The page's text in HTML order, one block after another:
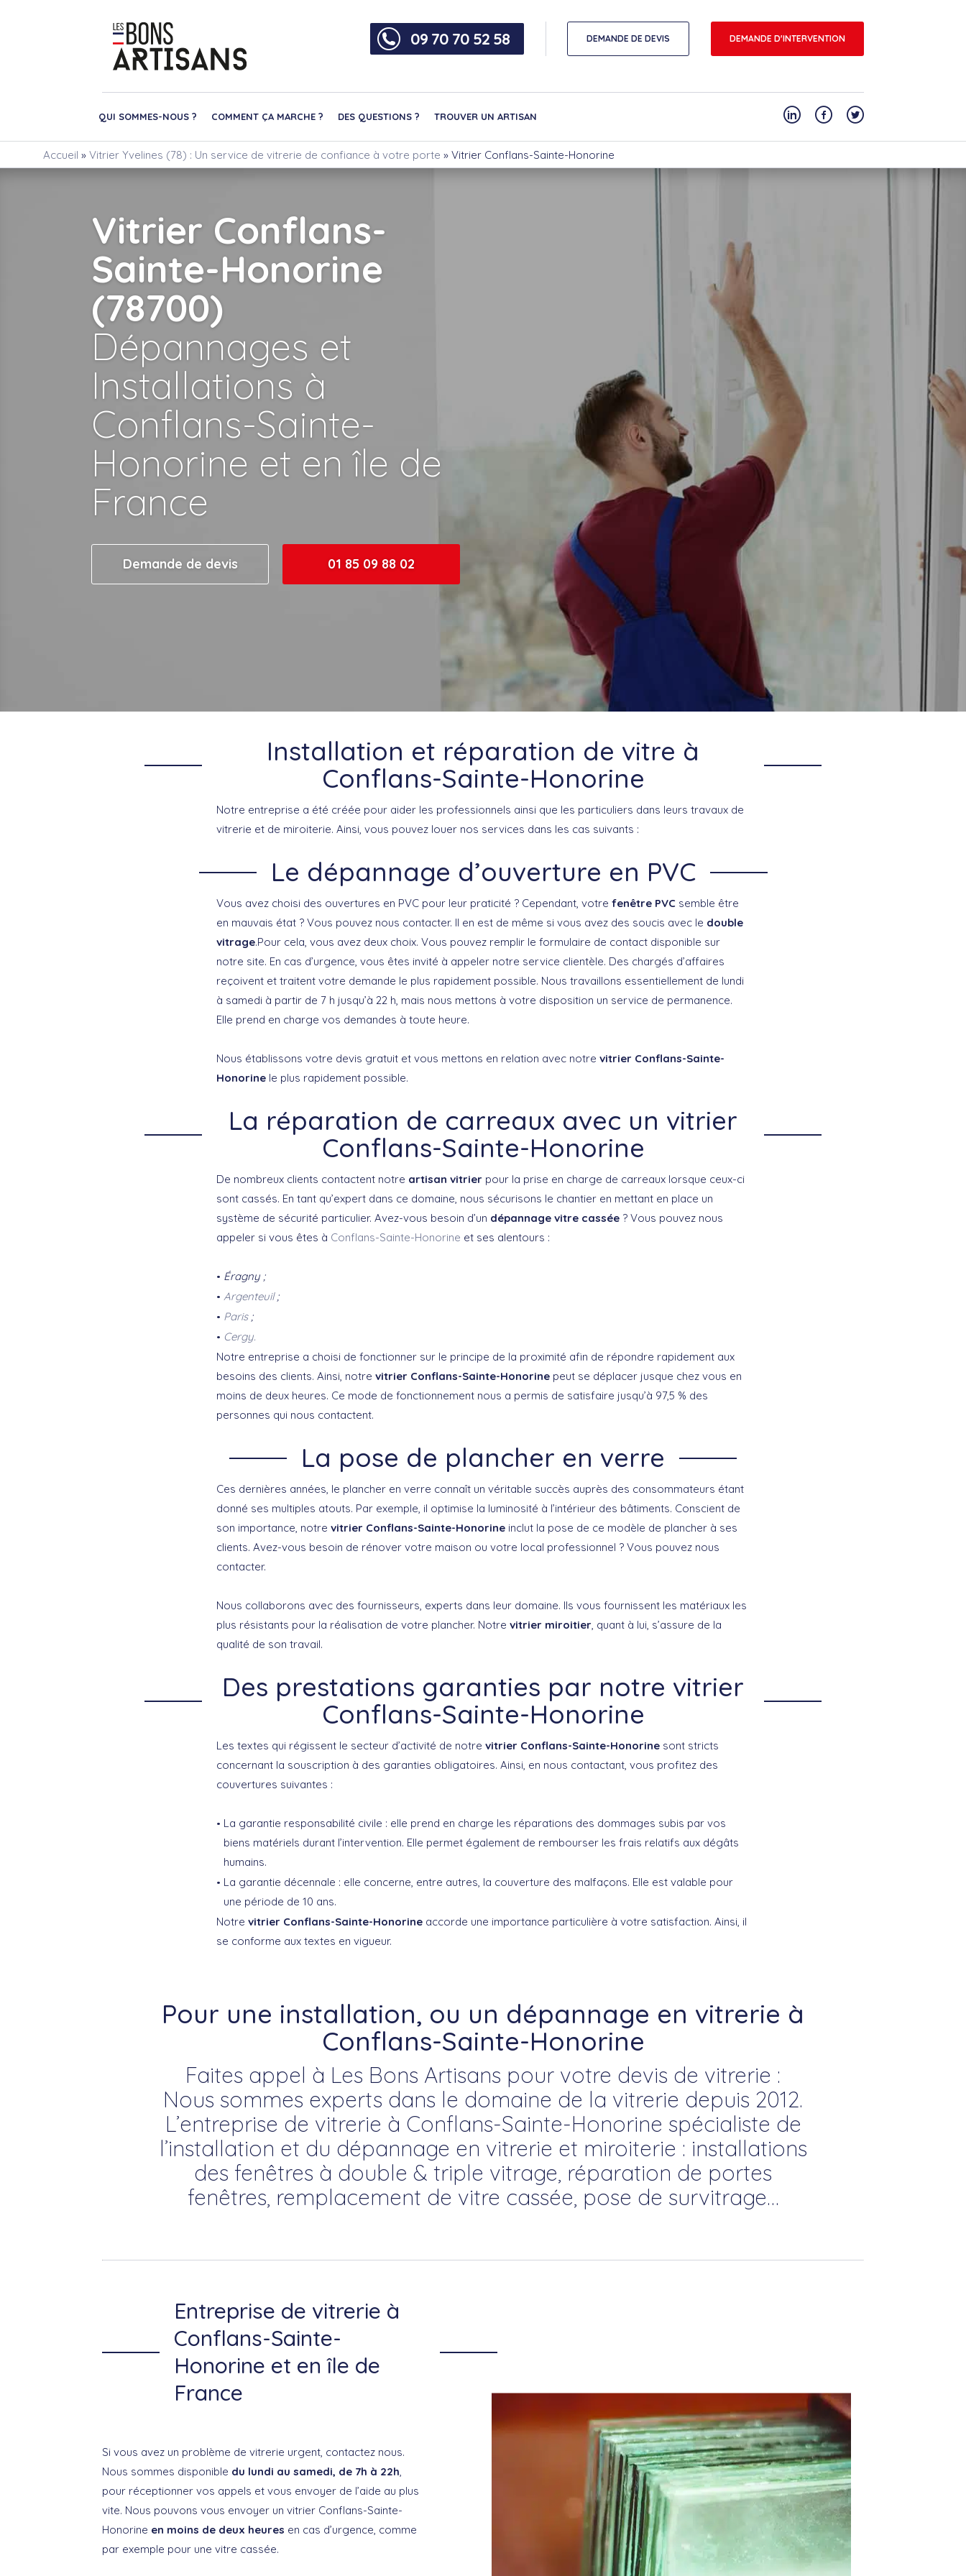
09 70 70 52 58 DEMANDE DE DEVIS DEMANDE D'INTERVENTION
QUI SOMMES-NOUS ? COMMENT ÇA MARCHE ? DES QUESTIONS ? TROUVER UN ARTISAN
Accueil » Vitrier Yvelines (78) : Un service de vitrerie de confiance à votre porte » Vitrier Conflans-Sainte-Honorine
Vitrier Conflans-
Sainte-Honorine
(78700)
Dépannages et
Installations à
Conflans-Sainte-
Honorine et en île de
France
Demande de devis 01 85 09 88 02
Installation et réparation de vitre à
Conflans-Sainte-Honorine
Notre entreprise a été créée pour aider les professionnels ainsi que les particuliers dans leurs travaux de
vitrerie et de miroiterie. Ainsi, vous pouvez louer nos services dans les cas suivants :
Le dépannage d’ouverture en PVC
Vous avez choisi des ouvertures en PVC pour leur praticité ? Cependant, votre fenêtre PVC semble être
en mauvais état ? Vous pouvez nous contacter. Il en est de même si vous avez des soucis avec le double
vitrage.Pour cela, vous avez deux choix. Vous pouvez remplir le formulaire de contact disponible sur
notre site. En cas d’urgence, vous êtes invité à appeler notre service clientèle. Des chargés d’affaires
reçoivent et traitent votre demande le plus rapidement possible. Nous travaillons essentiellement de lundi
à samedi à partir de 7 h jusqu’à 22 h, mais nous mettons à votre disposition un service de permanence.
Elle prend en charge vos demandes à toute heure.
Nous établissons votre devis gratuit et vous mettons en relation avec notre vitrier Conflans-Sainte-
Honorine le plus rapidement possible.
La réparation de carreaux avec un vitrier
Conflans-Sainte-Honorine
De nombreux clients contactent notre artisan vitrier pour la prise en charge de carreaux lorsque ceux-ci
sont cassés. En tant qu’expert dans ce domaine, nous sécurisons le chantier en mettant en place un
système de sécurité particulier. Avez-vous besoin d’un dépannage vitre cassée ? Vous pouvez nous
appeler si vous êtes à Conflans-Sainte-Honorine et ses alentours :
Éragny;
Argenteuil;
Paris;
Cergy.
Notre entreprise a choisi de fonctionner sur le principe de la proximité afin de répondre rapidement aux
besoins des clients. Ainsi, notre vitrier Conflans-Sainte-Honorine peut se déplacer jusque chez vous en
moins de deux heures. Ce mode de fonctionnement nous a permis de satisfaire jusqu’à 97,5 % des
personnes qui nous contactent.
La pose de plancher en verre
Ces dernières années, le plancher en verre connaît un véritable succès auprès des consommateurs étant
donné ses multiples atouts. Par exemple, il optimise la luminosité à l’intérieur des bâtiments. Conscient de
son importance, notre vitrier Conflans-Sainte-Honorine inclut la pose de ce modèle de plancher à ses
clients. Avez-vous besoin de rénover votre maison ou votre local professionnel ? Vous pouvez nous
contacter.
Nous collaborons avec des fournisseurs, experts dans leur domaine. Ils vous fournissent les matériaux les
plus résistants pour la réalisation de votre plancher. Notre vitrier miroitier, quant à lui, s’assure de la
qualité de son travail.
Des prestations garanties par notre vitrier
Conflans-Sainte-Honorine
Les textes qui régissent le secteur d’activité de notre vitrier Conflans-Sainte-Honorine sont stricts
concernant la souscription à des garanties obligatoires. Ainsi, en nous contactant, vous profitez des
couvertures suivantes :
La garantie responsabilité civile : elle prend en charge les réparations des dommages subis par vos
biens matériels durant l’intervention. Elle permet également de rembourser les frais relatifs aux dégâts
humains.
La garantie décennale : elle concerne, entre autres, la couverture des malfaçons. Elle est valable pour
une période de 10 ans.
Notre vitrier Conflans-Sainte-Honorine accorde une importance particulière à votre satisfaction. Ainsi, il
se conforme aux textes en vigueur.
Pour une installation, ou un dépannage en vitrerie à
Conflans-Sainte-Honorine
Faites appel à Les Bons Artisans pour votre devis de vitrerie :
Nous sommes experts dans le domaine de la vitrerie depuis 2012.
L’entreprise de vitrerie à Conflans-Sainte-Honorine spécialiste de
l’installation et du dépannage en vitrerie et miroiterie : installations
des fenêtres à double & triple vitrage, réparation de portes
fenêtres, remplacement de vitre cassée, pose de survitrage…
Entreprise de vitrerie à
Conflans-Sainte-
Honorine et en île de
France
Si vous avez un problème de vitrerie urgent, contactez nous.
Nous sommes disponible du lundi au samedi, de 7h à 22h,
pour réceptionner vos appels et vous envoyer de l’aide au plus
vite. Nous pouvons vous envoyer un vitrier Conflans-Sainte-
Honorine en moins de deux heures en cas d’urgence, comme
par exemple pour une vitre cassée.